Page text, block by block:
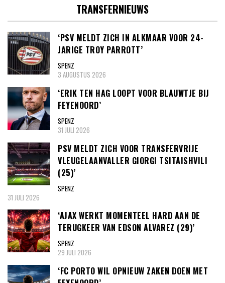
TRANSFERNIEUWS
‘PSV MELDT ZICH IN ALKMAAR VOOR 24-
JARIGE TROY PARROTT’
SPENZ
3 AUGUSTUS 2026
‘ERIK TEN HAG LOOPT VOOR BLAUWTJE BIJ
FEYENOORD’
SPENZ
31 JULI 2026
PSV MELDT ZICH VOOR TRANSFERVRIJE
VLEUGELAANVALLER GIORGI TSITAISHVILI
(25)’
SPENZ
31 JULI 2026
‘AJAX WERKT MOMENTEEL HARD AAN DE
TERUGKEER VAN EDSON ALVAREZ (29)’
SPENZ
29 JULI 2026
‘FC PORTO WIL OPNIEUW ZAKEN DOEN MET